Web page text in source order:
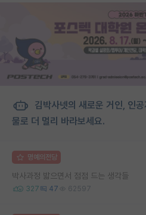
김박사넷의 새로운 거인, 인
물로 더 멀리 바라보세요.
명예의전당
박사과정 밟으면서 점점 드는 생각들
327 47 62597